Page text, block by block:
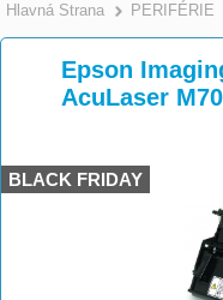
Hlavná Strana PERIFÉRIE
Epson
AcuLaser
BLACK FRIDAY